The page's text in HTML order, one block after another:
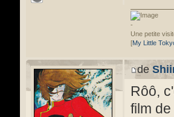
-
Une petite
[My Little
de
Rôô,
film